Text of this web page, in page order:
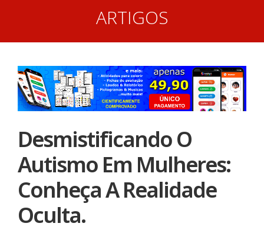
ARTIGOS
Desmistificando O
Autismo Em Mulheres:
Conheça A Realidade
Oculta.